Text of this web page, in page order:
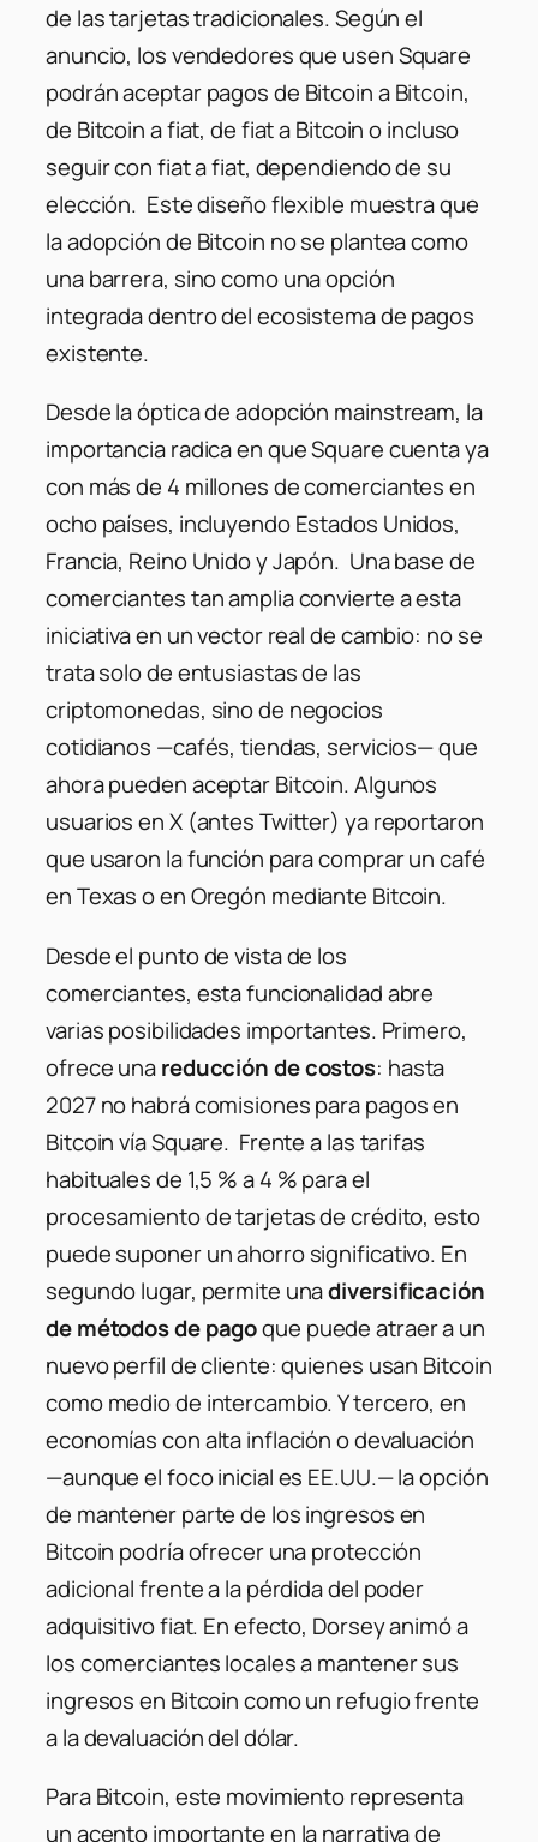
de las tarjetas tradicionales. Según el
anuncio, los vendedores que usen Square
podrán aceptar pagos de Bitcoin a Bitcoin,
de Bitcoin a fiat, de fiat a Bitcoin o incluso
seguir con fiat a fiat, dependiendo de su
elección. Este diseño flexible muestra que
la adopción de Bitcoin no se plantea como
una barrera, sino como una opción
integrada dentro del ecosistema de pagos
existente.
Desde la óptica de adopción mainstream, la
importancia radica en que Square cuenta ya
con más de 4 millones de comerciantes en
ocho países, incluyendo Estados Unidos,
Francia, Reino Unido y Japón. Una base de
comerciantes tan amplia convierte a esta
iniciativa en un vector real de cambio: no se
trata solo de entusiastas de las
criptomonedas, sino de negocios
cotidianos —cafés, tiendas, servicios— que
ahora pueden aceptar Bitcoin. Algunos
usuarios en X (antes Twitter) ya reportaron
que usaron la función para comprar un café
en Texas o en Oregón mediante Bitcoin.
Desde el punto de vista de los
comerciantes, esta funcionalidad abre
varias posibilidades importantes. Primero,
ofrece unareducción de costos: hasta
2027 no habrá comisiones para pagos en
Bitcoin vía Square. Frente a las tarifas
habituales de 1,5 % a 4 % para el
procesamiento de tarjetas de crédito, esto
puede suponer un ahorro significativo. En
segundo lugar, permite unadiversificación
de métodos de pagoque puede atraer a un
nuevo perfil de cliente: quienes usan Bitcoin
como medio de intercambio. Y tercero, en
economías con alta inflación o devaluación
—aunque el foco inicial es EE.UU.— la opción
de mantener parte de los ingresos en
Bitcoin podría ofrecer una protección
adicional frente a la pérdida del poder
adquisitivo fiat. En efecto, Dorsey animó a
los comerciantes locales a mantener sus
ingresos en Bitcoin como un refugio frente
a la devaluación del dólar.
Para Bitcoin, este movimiento representa
un acento importante en la narrativa de